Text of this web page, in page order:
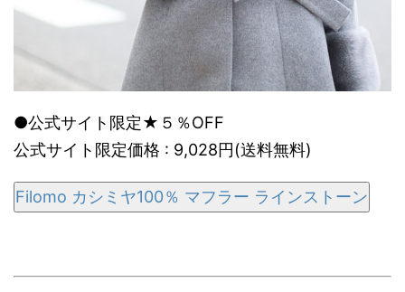
●公式サイト限定★５％OFF
公式サイト限定価格 : 9,028円(送料無料)
Filomo カシミヤ100％ マフラー ラインストーン